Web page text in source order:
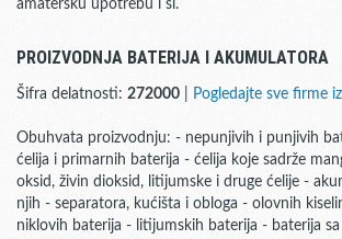
amatersku upotrebu i sl.
PROIZVODNJA BATERIJA I AKUMULATORA
Šifra delatnosti: 272000 Pogledajte sve firme
Obuhvata proizvodnju: - nepunjivih i punjivih
ćelija i primarnih baterija - ćelija koje sadrže
oksid, živin dioksid, litijumske i druge ćelije -
njih - separatora, kućišta i obloga - olovnih
niklovih baterija - litijumskih baterija - baterija